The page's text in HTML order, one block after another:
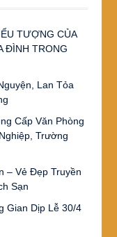
TƯỢNG CỦA
ĐÌNH TRONG
Lan Tỏa
Cấp Văn Phòng
Trường
– Vẻ Đẹp Truyền
Sạn
Gian Dịp Lễ 30/4